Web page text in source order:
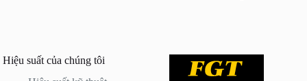
Hiệu suất của chúng tôi